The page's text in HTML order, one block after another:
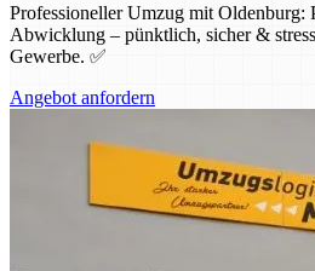
Professioneller Umzug mit Oldenburg:
Abwicklung – pünktlich, sicher &
Gewerbe. ✅
Angebot anfordern